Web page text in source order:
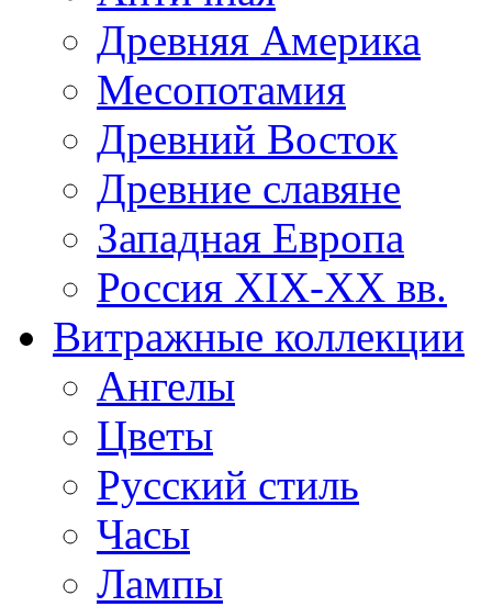
Древняя Америка
Месопотамия
Древний Восток
Древние славяне
Западная Европа
Россия XIX-XX вв.
Витражные коллекции
Ангелы
Цветы
Русский стиль
Часы
Лампы